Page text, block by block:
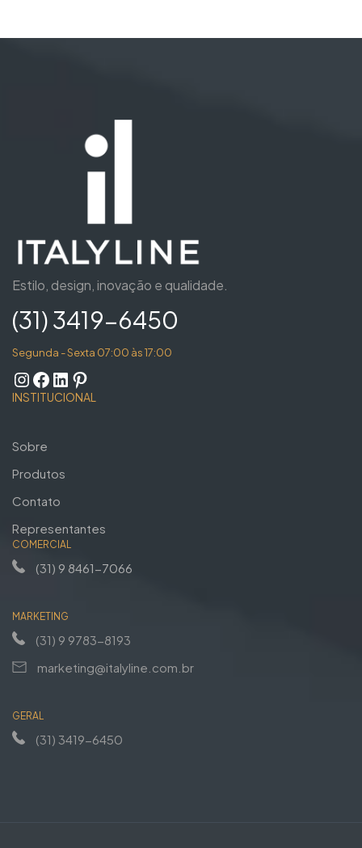
Estilo, design, inovação e qualidade.
(31) 3419-6450
Segunda - Sexta 07:00 às 17:00
INSTITUCIONAL
Sobre
Produtos
Contato
Representantes
COMERCIAL
(31) 9 8461-7066
MARKETING
(31) 9 9783-8193
marketing@italyline.com.br
GERAL
(31) 3419-6450